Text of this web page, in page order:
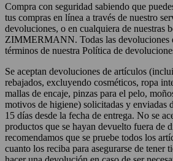
Compra con seguridad sabiendo que
tus compras en línea a través de nuestro
devoluciones, o en cualquiera de nuestras
ZIMMERMANN. Todas las devoluciones
términos de nuestra Política de
Se aceptan devoluciones de artículos
rebajados, excluyendo cosméticos, ropa
mallas de encaje, pinzas para el pelo,
motivos de higiene) solicitadas y enviadas
15 días desde la fecha de entrega. No se
productos que se hayan devuelto fuera de
recomendamos que se pruebe todos los
cuanto los reciba para asegurarse de tener